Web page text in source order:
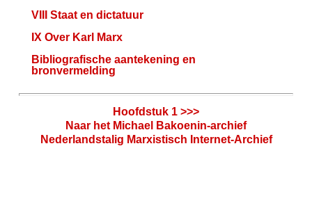
VIII Staat en dictatuur
IX Over Karl Marx
Bibliografische aantekening en
bronvermelding
Hoofdstuk 1 >>>
Naar het Michael Bakoenin-archief
Nederlandstalig Marxistisch Internet-Archief